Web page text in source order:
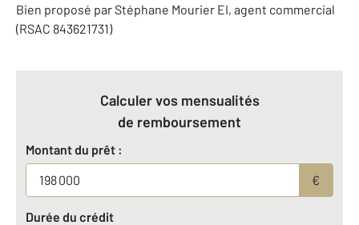
Bien proposé parStéphane Mourier EI, agent commercial
(RSAC 843621731)
Calculer vos mensualités
de remboursement
Montant du prêt :
€
Durée du crédit